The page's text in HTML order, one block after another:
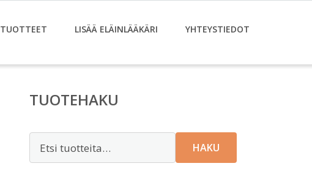
TUOTTEET LISÄÄ ELÄINLÄÄKÄRI YHTEYSTIEDOT
TUOTEHAKU
HAKU